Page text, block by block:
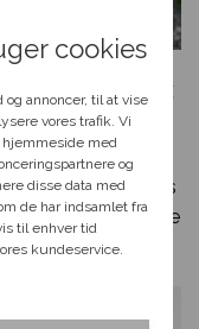
cookies
annoncer, til at vise
vores trafik. Vi
hjemmeside med
og
disse data med
de har indsamlet fra
til enhver tid
kundeservice.
i Farum og
budget. Vores
med omtanke
vi
den